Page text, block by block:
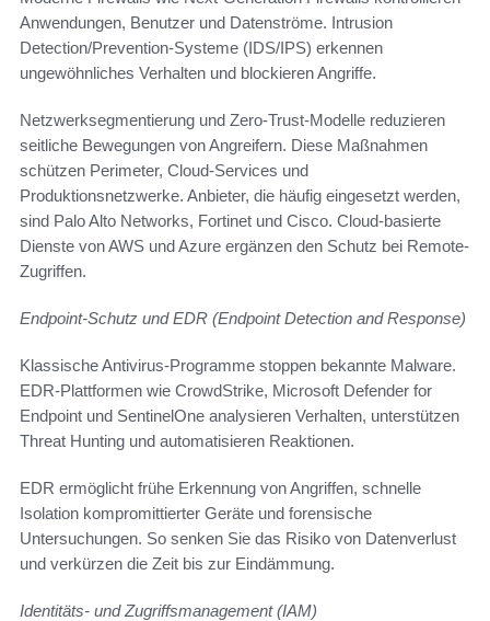
Anwendungen, Benutzer und Datenströme. Intrusion
Detection/Prevention-Systeme (IDS/IPS) erkennen
ungewöhnliches Verhalten und blockieren Angriffe.
Netzwerksegmentierung und Zero-Trust-Modelle reduzieren
seitliche Bewegungen von Angreifern. Diese Maßnahmen
schützen Perimeter, Cloud-Services und
Produktionsnetzwerke. Anbieter, die häufig eingesetzt werden,
sind Palo Alto Networks, Fortinet und Cisco. Cloud-basierte
Dienste von AWS und Azure ergänzen den Schutz bei Remote-
Zugriffen.
Endpoint-Schutz und EDR (Endpoint Detection and Response)
Klassische Antivirus-Programme stoppen bekannte Malware.
EDR-Plattformen wie CrowdStrike, Microsoft Defender for
Endpoint und SentinelOne analysieren Verhalten, unterstützen
Threat Hunting und automatisieren Reaktionen.
EDR ermöglicht frühe Erkennung von Angriffen, schnelle
Isolation kompromittierter Geräte und forensische
Untersuchungen. So senken Sie das Risiko von Datenverlust
und verkürzen die Zeit bis zur Eindämmung.
Identitäts- und Zugriffsmanagement (IAM)